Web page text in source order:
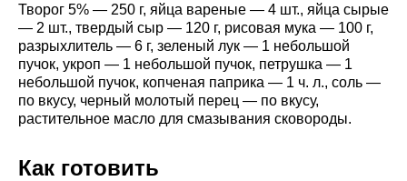
Творог 5% — 250 г, яйца вареные — 4 шт., яйца сырые
— 2 шт., твердый сыр — 120 г, рисовая мука — 100 г,
разрыхлитель — 6 г, зеленый лук — 1 небольшой
пучок, укроп — 1 небольшой пучок, петрушка — 1
небольшой пучок, копченая паприка — 1 ч. л., соль —
по вкусу, черный молотый перец — по вкусу,
растительное масло для смазывания сковороды.
Как готовить